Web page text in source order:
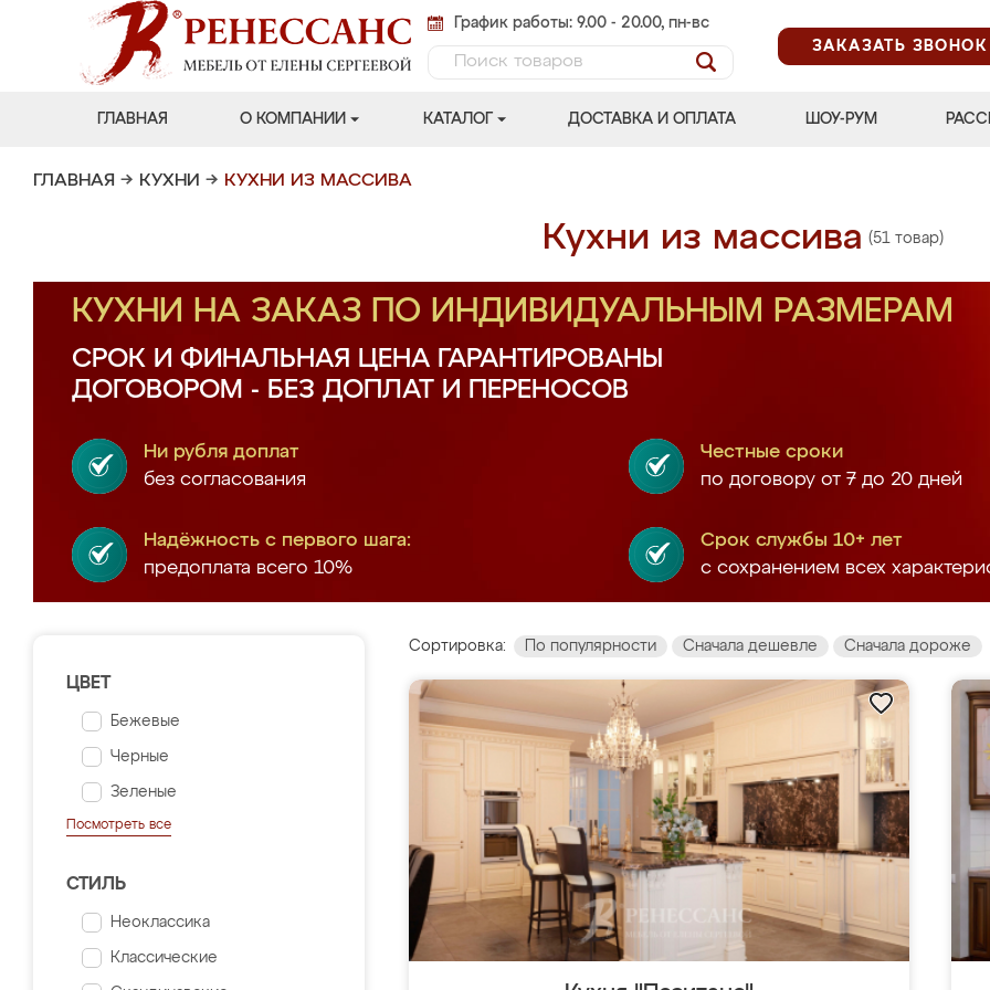
График работы: 9.00 - 20.00, пн-вс
ЗАКАЗАТЬ ЗВОНОК
ГЛАВНАЯ О КОМПАНИИ КАТАЛОГ ДОСТАВКА И ОПЛАТА ШОУ-РУМ
ГЛАВНАЯ → КУХНИ → КУХНИ ИЗ МАССИВА
Кухни из массива (51 товар)
КУХНИ НА ЗАКАЗ ПО ИНДИВИДУАЛЬНЫМ РАЗМЕРАМ
СРОК И ФИНАЛЬНАЯ ЦЕНА ГАРАНТИРОВАНЫ
ДОГОВОРОМ - БЕЗ ДОПЛАТ И ПЕРЕНОСОВ
Ни рубля доплат
без согласования
Честные сроки
по договору от 7 до 20 дней
Надёжность с первого шага:
предоплата всего 10%
Срок службы 10+ лет
с сохранением всех
ЦВЕТ
Бежевые
Черные
Зеленые
Посмотреть все
СТИЛЬ
Неоклассика
Классические
Сортировка: По популярности Сначала дешевле Сначала дороже